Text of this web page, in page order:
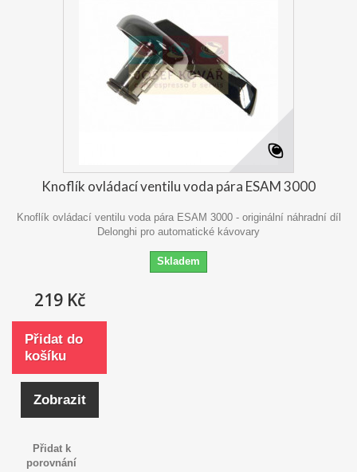
Knoflík ovládací ventilu voda pára ESAM 3000
Knoflík ovládací ventilu voda pára ESAM 3000 - originální náhradní díl
Delonghi pro automatické kávovary
Skladem
219 Kč
Přidat do
košíku
Zobrazit
Přidat k
porovnání